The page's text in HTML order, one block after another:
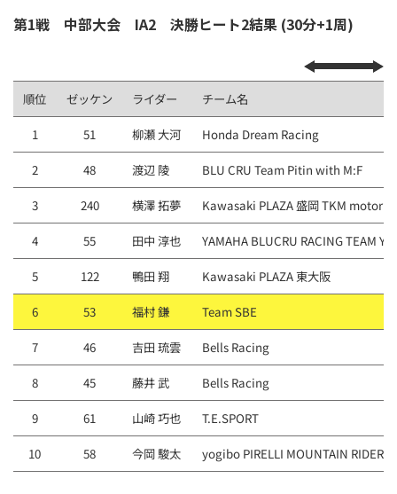
第1戦 中部大会 IA2 決勝ヒート2結果 (30分+1周)
順位 ゼッケン ライダー チーム名
1 51 柳瀬 大河 Honda Dream Racing
2 48 渡辺 陵 BLU CRU Team Pitin with M:F
3 240 横澤 拓夢 Kawasaki PLAZA 盛岡 TKM motor
4 55 田中 淳也 YAMAHA BLUCRU RACING TEAM
5 122 鴨田 翔 Kawasaki PLAZA 東⼤阪
6 53 福村 鎌 Team SBE
7 46 吉⽥ 琉雲 Bells Racing
8 45 藤井 武 Bells Racing
9 61 山崎 巧也 T.E.SPORT
10 58 今岡 駿太 yogibo PIRELLI MOUNTAIN RIDERS